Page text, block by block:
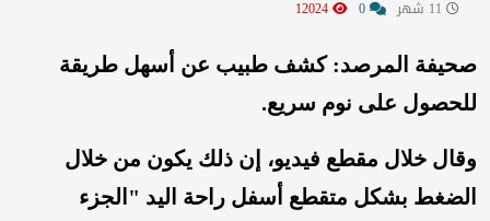
صحيفة المرصد: كشف طبيب عن أسهل طريقة
للحصول على نوم سريع.
وقال خلال مقطع فيديو، إن ذلك يكون من خلال
الضغط بشكل متقطع أسفل راحة اليد "الجزء